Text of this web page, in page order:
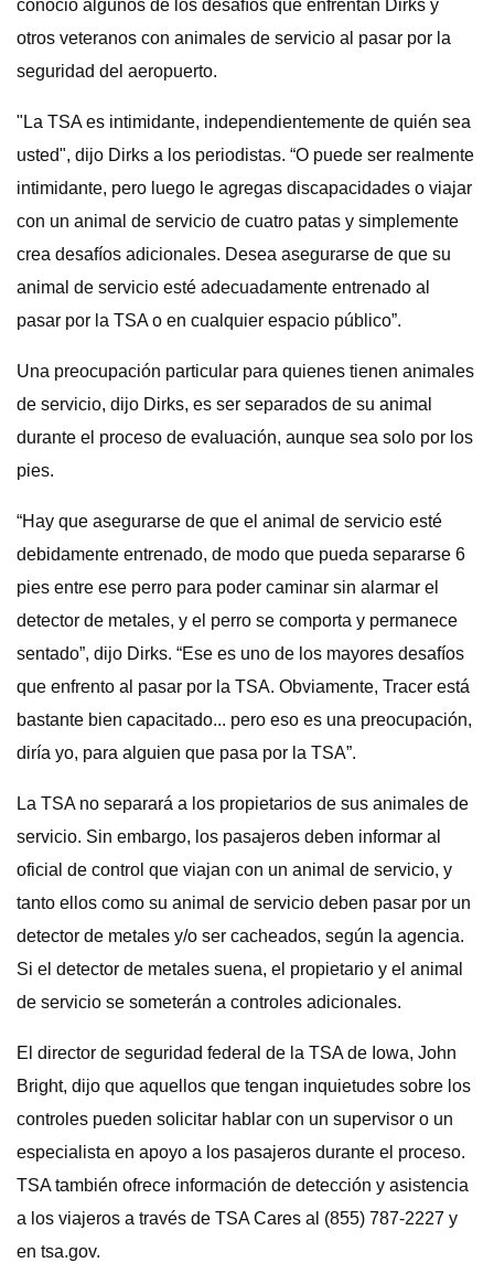
conoció algunos de los desafíos que enfrentan Dirks y
otros veteranos con animales de servicio al pasar por la
seguridad del aeropuerto.
"La TSA es intimidante, independientemente de quién sea
usted", dijo Dirks a los periodistas. “O puede ser realmente
intimidante, pero luego le agregas discapacidades o viajar
con un animal de servicio de cuatro patas y simplemente
crea desafíos adicionales. Desea asegurarse de que su
animal de servicio esté adecuadamente entrenado al
pasar por la TSA o en cualquier espacio público”.
Una preocupación particular para quienes tienen animales
de servicio, dijo Dirks, es ser separados de su animal
durante el proceso de evaluación, aunque sea solo por los
pies.
“Hay que asegurarse de que el animal de servicio esté
debidamente entrenado, de modo que pueda separarse 6
pies entre ese perro para poder caminar sin alarmar el
detector de metales, y el perro se comporta y permanece
sentado”, dijo Dirks. “Ese es uno de los mayores desafíos
que enfrento al pasar por la TSA. Obviamente, Tracer está
bastante bien capacitado... pero eso es una preocupación,
diría yo, para alguien que pasa por la TSA”.
La TSA no separará a los propietarios de sus animales de
servicio. Sin embargo, los pasajeros deben informar al
oficial de control que viajan con un animal de servicio, y
tanto ellos como su animal de servicio deben pasar por un
detector de metales y/o ser cacheados, según la agencia.
Si el detector de metales suena, el propietario y el animal
de servicio se someterán a controles adicionales.
El director de seguridad federal de la TSA de Iowa, John
Bright, dijo que aquellos que tengan inquietudes sobre los
controles pueden solicitar hablar con un supervisor o un
especialista en apoyo a los pasajeros durante el proceso.
TSA también ofrece información de detección y asistencia
a los viajeros a través de TSA Cares al (855) 787-2227 y
en tsa.gov.